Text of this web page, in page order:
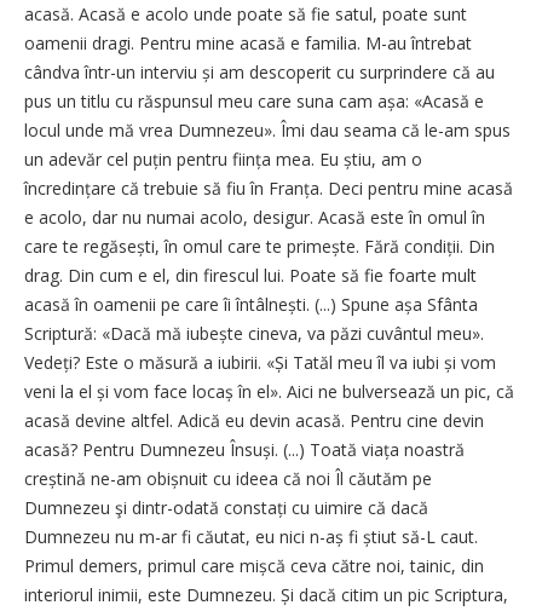
acasă. Acasă e acolo unde poate să fie satul, poate sunt
oamenii dragi. Pentru mine acasă e familia. M-au întrebat
cândva într-un interviu și am descoperit cu surprindere că au
pus un titlu cu răspunsul meu care suna cam așa: «Acasă e
locul unde mă vrea Dumnezeu». Îmi dau seama că le-am spus
un adevăr cel puțin pentru ființa mea. Eu știu, am o
încredințare că trebuie să fiu în Franța. Deci pentru mine acasă
e acolo, dar nu numai acolo, desigur. Acasă este în omul în
care te regăsești, în omul care te primește. Fără condiții. Din
drag. Din cum e el, din firescul lui. Poate să fie foarte mult
acasă în oamenii pe care îi întâlnești. (...) Spune așa Sfânta
Scriptură: «Dacă mă iubește cineva, va păzi cuvântul meu».
Vedeți? Este o măsură a iubirii. «Și Tatăl meu îl va iubi și vom
veni la el și vom face locaș în el». Aici ne bulversează un pic, că
acasă devine altfel. Adică eu devin acasă. Pentru cine devin
acasă? Pentru Dumnezeu Însuși. (...) Toată viața noastră
creștină ne-am obișnuit cu ideea că noi Îl căutăm pe
Dumnezeu şi dintr-odată con­stați cu uimire că dacă
Dumnezeu nu m-ar fi căutat, eu nici n-aș fi știut să-L caut.
Primul demers, primul care mișcă ceva către noi, tainic, din
interiorul inimii, este Dumnezeu. Și dacă citim un pic Scriptura,